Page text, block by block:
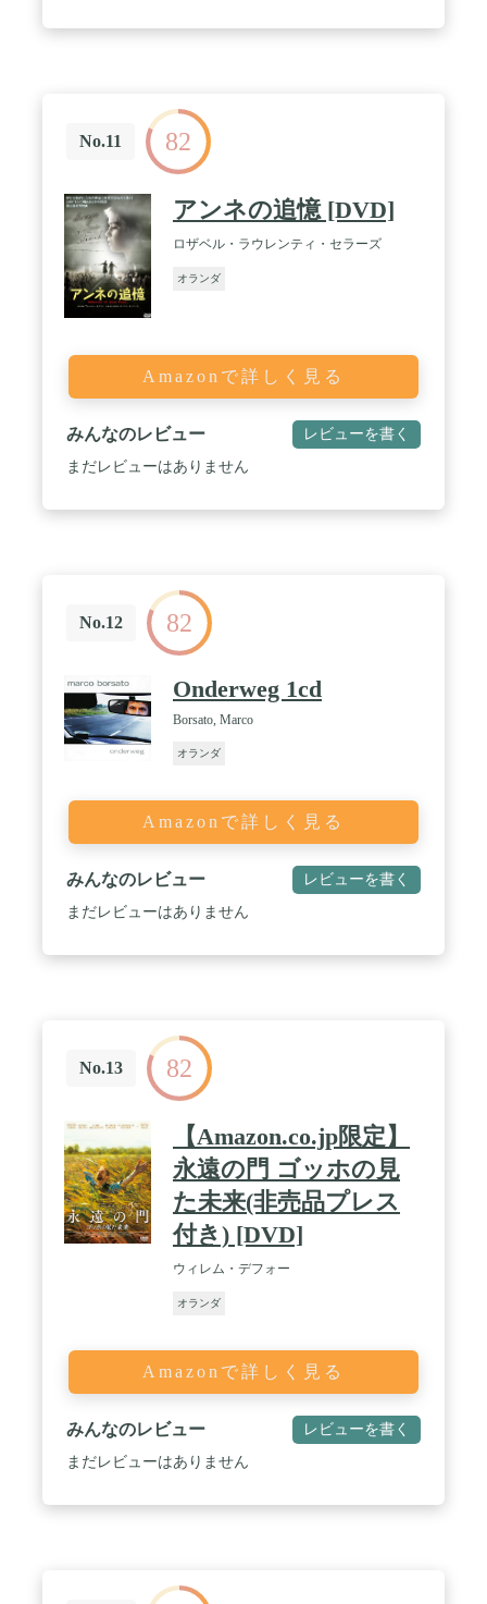
No.11 82
アンネの追憶 [DVD]
ロザベル・ラウレンティ・セラーズ
オランダ
Amazonで詳しく見る
みんなのレビュー レビューを書く
まだレビューはありません
No.12 82
Onderweg 1cd
Borsato, Marco
オランダ
Amazonで詳しく見る
みんなのレビュー レビューを書く
まだレビューはありません
No.13 82
【Amazon.co.jp限定】
永遠の門 ゴッホの見
た未来(非売品プレス
付き) [DVD]
ウィレム・デフォー
オランダ
Amazonで詳しく見る
みんなのレビュー レビューを書く
まだレビューはありません